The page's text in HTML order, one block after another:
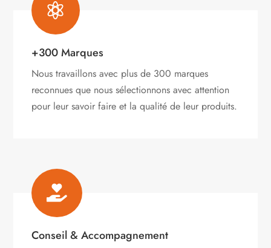

+300 Marques
Nous travaillons avec plus de 300 marques
reconnues que nous sélectionnons avec attention
pour leur savoir faire et la qualité de leur produits.

Conseil & Accompagnement